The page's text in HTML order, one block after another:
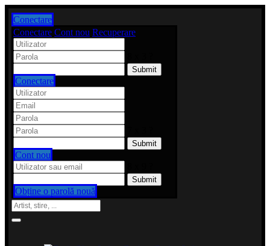
Conectare
Conectare Cont nou Recuperare
Conectare
Cont nou
Obține o parolă nouă